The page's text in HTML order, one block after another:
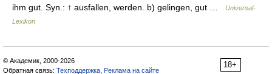
ihm gut. Syn.: ↑ ausfallen, werden. b) gelingen, gut …
Universal-
Lexikon
18+
© Академик, 2000-2026
Обратная связь: Техподдержка Реклама на сайте